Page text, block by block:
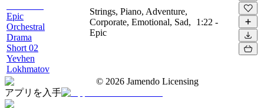
Epic
Orchestral
Drama
Short 02
Yevhen
Lokhmatov
Strings, Piano, Adventure,
Corporate, Emotional, Sad,
Epic
1:22 -
© 2026 Jamendo Licensing
アプリを入手